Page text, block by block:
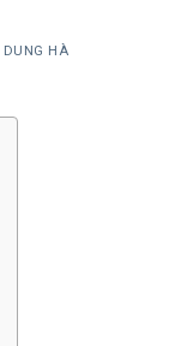
DUNG HÀ